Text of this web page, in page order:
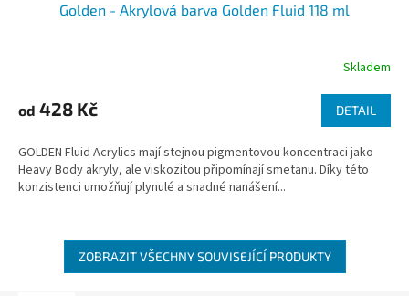
Golden - Akrylová barva Golden Fluid 118 ml
Skladem
od 428 Kč DETAIL
GOLDEN Fluid Acrylics mají stejnou pigmentovou koncentraci jako
Heavy Body akryly, ale viskozitou připomínají smetanu. Díky této
konzistenci umožňují plynulé a snadné nanášení...
ZOBRAZIT VŠECHNY SOUVISEJÍCÍ PRODUKTY